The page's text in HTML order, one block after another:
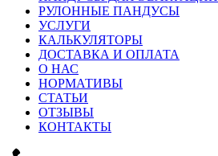
РУЛОННЫЕ ПАНДУСЫ
УСЛУГИ
КАЛЬКУЛЯТОРЫ
ДОСТАВКА И ОПЛАТА
О НАС
НОРМАТИВЫ
СТАТЬИ
ОТЗЫВЫ
КОНТАКТЫ